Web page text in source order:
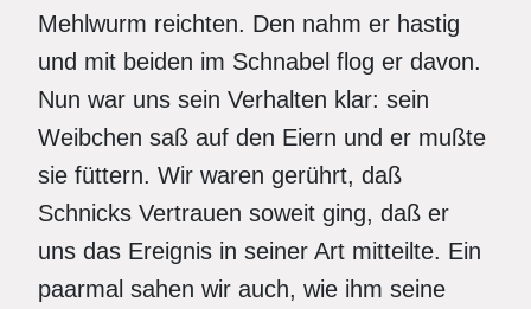
Mehlwurm reichten. Den nahm er hastig
und mit beiden im Schnabel flog er davon.
Nun war uns sein Verhalten klar: sein
Weibchen saß auf den Eiern und er mußte
sie füttern. Wir waren gerührt, daß
Schnicks Vertrauen soweit ging, daß er
uns das Ereignis in seiner Art mitteilte. Ein
paarmal sahen wir auch, wie ihm seine